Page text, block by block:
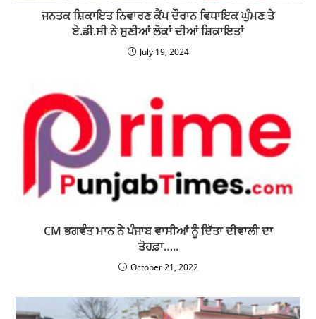
ਜਨਤਕ ਸ਼ਿਕਾਇਤ ਨਿਵਾਰਣ ਕੈਂਪ ਦੌਰਾਨ ਵਿਧਾਇਕ ਘੁੰਮਣ ਤੇ
ਏ.ਡੀ.ਸੀ ਨੇ ਸੁਣੀਆਂ ਲੋਕਾਂ ਦੀਆਂ ਸ਼ਿਕਾਇਤਾਂ
July 19, 2024
CM ਭਗਵੰਤ ਮਾਨ ਨੇ ਪੰਜਾਬ ਵਾਸੀਆਂ ਨੂੰ ਦਿੱਤਾ ਦੀਵਾਲੀ ਦਾ
ਤੋਹਫ਼ਾ…..
October 21, 2022